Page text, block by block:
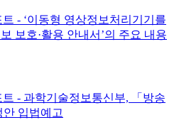
- ‘이동형 영상정보처리기기를
보호·활용 안내서’의 주요 내용
- 과학기술정보통신부, 「방송
입법예고